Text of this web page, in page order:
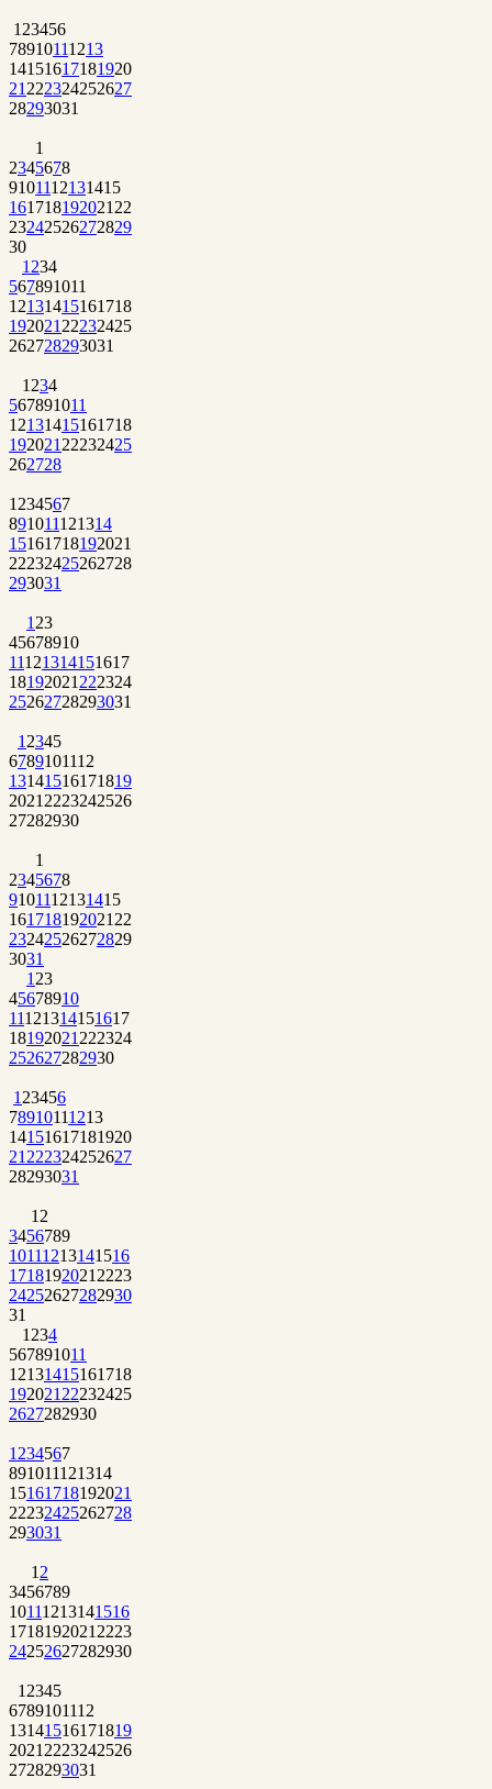
1 23456
78910111213
14151617181920
21 222324252627
28293031
1
2345678
9101112131415
161718192021 22
23242526272829
30
1 234
567891011
12131415161718
192021 22232425
262728293031
1 234
567891011
12131415161718
192021 22232425
262728
1 234567
891011121314
15161718192021
22232425262728
293031
1 23
45678910
11121314151617
18192021 222324
25262728293031
1 2345
6789101112
13141516171819
2021 2223242526
27282930
1
2345678
9101112131415
161718192021 22
23242526272829
3031
1 23
45678910
11121314151617
18192021 222324
252627282930
1 23456
78910111213
14151617181920
21 222324252627
28293031
1 2
3456789
10111213141516
1718192021 2223
24252627282930
31
1 234
567891011
12131415161718
192021 22232425
2627282930
1 234567
891011121314
15161718192021
22232425262728
293031
1 2
3456789
10111213141516
1718192021 2223
24252627282930
1 2345
6789101112
13141516171819
2021 2223242526
2728293031